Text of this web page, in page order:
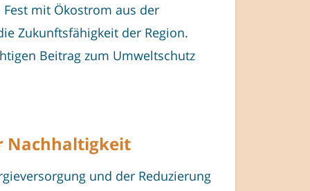
mit Ökostrom aus der
Zukunftsfähigkeit der Region.
Beitrag zum Umweltschutz
Nachhaltigkeit
und der Reduzierung